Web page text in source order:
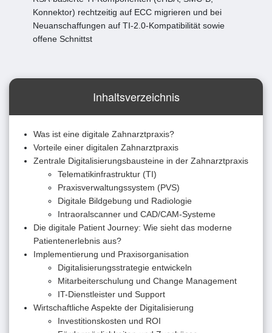
Konnektor) rechtzeitig auf ECC migrieren und bei
Neuanschaffungen auf TI-2.0-Kompatibilität sowie
offene Schnittst
Inhaltsverzeichnis
Was ist eine digitale Zahnarztpraxis?
Vorteile einer digitalen Zahnarztpraxis
Zentrale Digitalisierungsbausteine in der Zahnarztpraxis
Telematikinfrastruktur (TI)
Praxisverwaltungssystem (PVS)
Digitale Bildgebung und Radiologie
Intraoralscanner und CAD/CAM-Systeme
Die digitale Patient Journey: Wie sieht das moderne
Patientenerlebnis aus?
Implementierung und Praxisorganisation
Digitalisierungsstrategie entwickeln
Mitarbeiterschulung und Change Management
IT-Dienstleister und Support
Wirtschaftliche Aspekte der Digitalisierung
Investitionskosten und ROI